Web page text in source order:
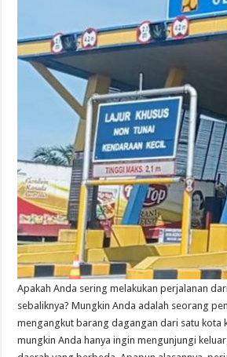
Apakah Anda sering melakukan perjalanan
sebaliknya? Mungkin Anda adalah seorang
mengangkut barang dagangan dari satu kota
mungkin Anda hanya ingin mengunjungi